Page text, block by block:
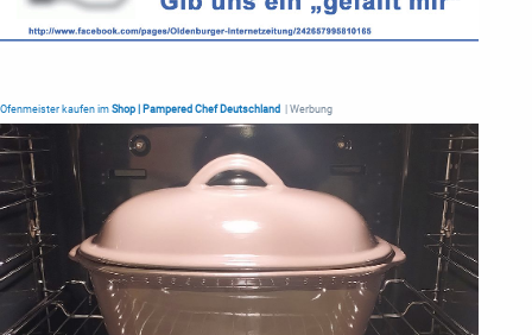
Ofenmeister kaufen im Shop | Pampered Chef Deutschland | Werbung